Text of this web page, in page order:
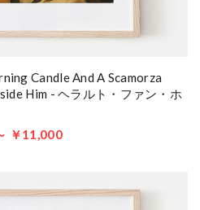
Candle And A Scamorza
Him - ヘラルト・ファン・ホ
￥11,000